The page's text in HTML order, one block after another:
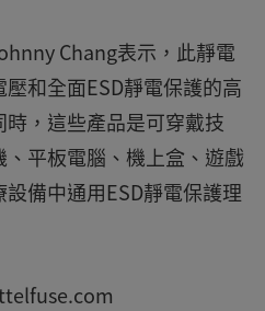
Chang表示，此靜電
和全面ESD靜電保護的高
，這些產品是可穿戴技
平板電腦、機上盒、遊戲
備中通用ESD靜電保護理